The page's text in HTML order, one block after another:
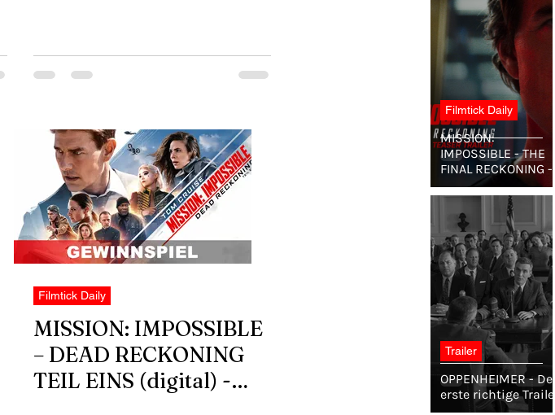
Filmtick Daily
MISSION: IMPOSSIBLE
– DEAD RECKONING
TEIL EINS (digital) -
MISSION:
IMPOSSIBLE - THE
FINAL RECKONING -
Teaser Trailer
Filmtick Daily
OPPENHEIMER -
erste richtige
Trailer